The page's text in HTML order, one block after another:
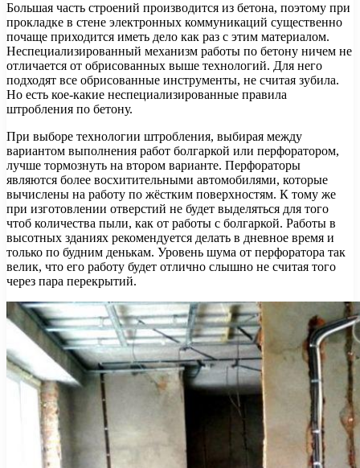
Большая часть строений производится из бетона, поэтому при
прокладке в стене электронных коммуникаций существенно
почаще приходится иметь дело как раз с этим материалом.
Неспециализированный механизм работы по бетону ничем не
отличается от обрисованных выше технологий. Для него
подходят все обрисованные инструменты, не считая зубила.
Но есть кое-какие неспециализированные правила
штробления по бетону.
При выборе технологии штробления, выбирая между
вариантом выполнения работ болгаркой или перфоратором,
лучше тормознуть на втором варианте. Перфораторы
являются более восхитительными автомобилями, которые
вычислены на работу по жёстким поверхностям. К тому же
при изготовлении отверстий не будет выделяться для того
чтоб количества пыли, как от работы с болгаркой. Работы в
высотных зданиях рекомендуется делать в дневное время и
только по будним денькам. Уровень шума от перфоратора так
велик, что его работу будет отлично слышно не считая того
через пара перекрытий.